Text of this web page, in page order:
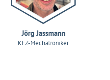
Jörg Jassmann
KFZ-Mechatroniker